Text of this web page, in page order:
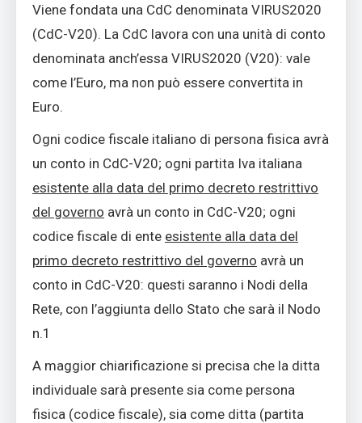
Viene fondata una CdC denominata VIRUS2020
(CdC-V20). La CdC lavora con una unità di conto
denominata anch’essa VIRUS2020 (V20): vale
come l’Euro, ma non può essere convertita in
Euro.
Ogni codice fiscale italiano di persona fisica avrà
un conto in CdC-V20; ogni partita Iva italiana
esistente alla data del primo decreto restrittivo
del governo avrà un conto in CdC-V20; ogni
codice fiscale di ente esistente alla data del
primo decreto restrittivo del governo avrà un
conto in CdC-V20: questi saranno i Nodi della
Rete, con l’aggiunta dello Stato che sarà il Nodo
n.1
A maggior chiarificazione si precisa che la ditta
individuale sarà presente sia come persona
fisica (codice fiscale), sia come ditta (partita